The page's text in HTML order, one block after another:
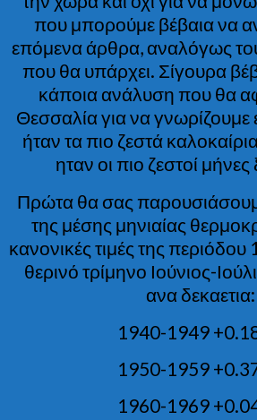
που μπορούμε βέβαια να
επόμενα άρθρα, αναλόγως
που θα υπάρχει. Σίγουρα
κάποια ανάλυση που θα
Θεσσαλία για να
ήταν τα πιο ζεστά
ηταν οι πιο ζεστοί
Πρώτα θα σας
της μέσης μηνιαίας
κανονικές τιμές της
θερινό τρίμηνο Ιούνιος-
ανα δεκαετια:
1940-1949
1950-1959
1960-1969